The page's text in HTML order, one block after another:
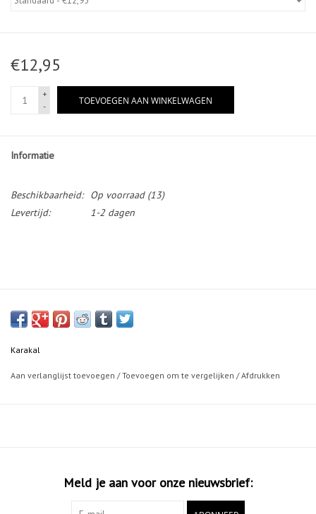
€12,95
+
-
TOEVOEGEN AAN WINKELWAGEN
Informatie
Beschikbaarheid: Op voorraad(13)
Levertijd:
1-2 dagen
Karakal
Aan verlanglijst toevoegen /Toevoegen om te vergelijken /Afdrukken
Meld je aan voor onze nieuwsbrief: